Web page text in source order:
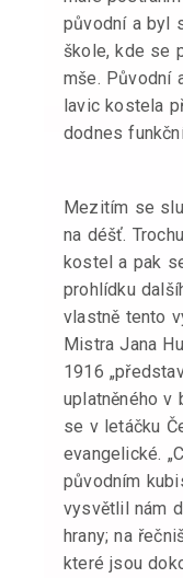
původní a byl
škole, kde se
mše. Původní
lavic kostela
dodnes
Mezitím se
na déšť.
kostel a pak
prohlídku
vlastně tento
Mistra Jana
1916
uplatněného v
se v letáčku
evangelické.
původním
vysvětlil nám
hrany; na
které jsou